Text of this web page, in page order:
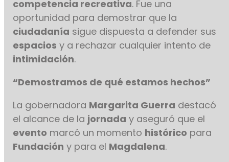
competencia recreativa. Fue una
oportunidad para demostrar que la
ciudadanía sigue dispuesta a defender sus
espacios y a rechazar cualquier intento de
intimidación.
“Demostramos de qué estamos hechos”
La gobernadora Margarita Guerra destacó
el alcance de la jornada y aseguró que el
evento marcó un momento histórico para
Fundación y para el Magdalena.